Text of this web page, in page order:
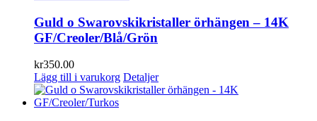
Guld o Swarovskikristaller örhängen – 14K
GF/Creoler/Blå/Grön
kr350.00
Lägg till i varukorg Detaljer